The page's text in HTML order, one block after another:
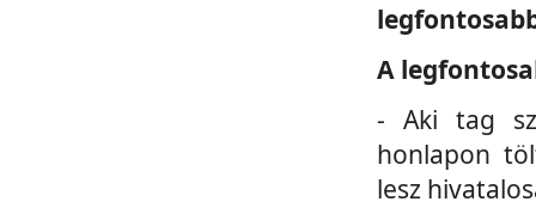
A
- Aki tag
honlapon
lesz